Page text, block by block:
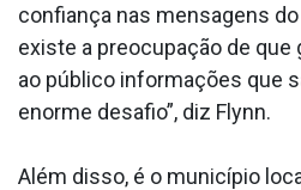
confiança nas mensagens
existe a preocupação de que
ao público informações que
enorme desafio”, diz Flynn.
Além disso, é o município